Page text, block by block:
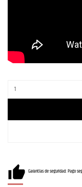
Garantías de seguridad: Pago